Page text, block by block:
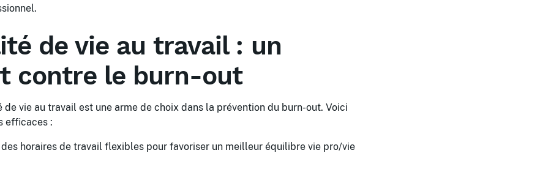
de vie au travail : un
contre le burn-out
vie au travail est une arme de choix dans la prévention du burn-out. Voici
efficaces :
horaires de travail flexibles pour favoriser un meilleur équilibre vie pro/vie